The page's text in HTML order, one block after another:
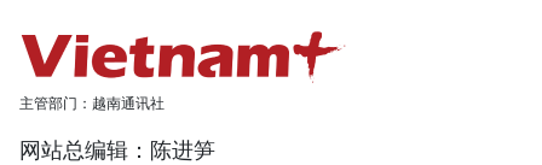
主管部门：越南通讯社
网站总编辑：陈进笋